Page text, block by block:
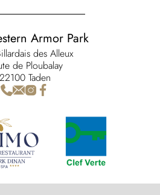
Armor Park
des Alleux
de Ploubalay
22100 Taden